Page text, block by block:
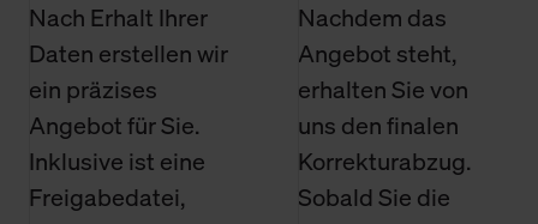
Nach Erhalt Ihrer
Daten erstellen wir
ein präzises
Angebot für Sie.
Inklusive ist eine
Freigabedatei,
Nachdem das
Angebot steht,
erhalten Sie von
uns den finalen
Korrekturabzug.
Sobald Sie die